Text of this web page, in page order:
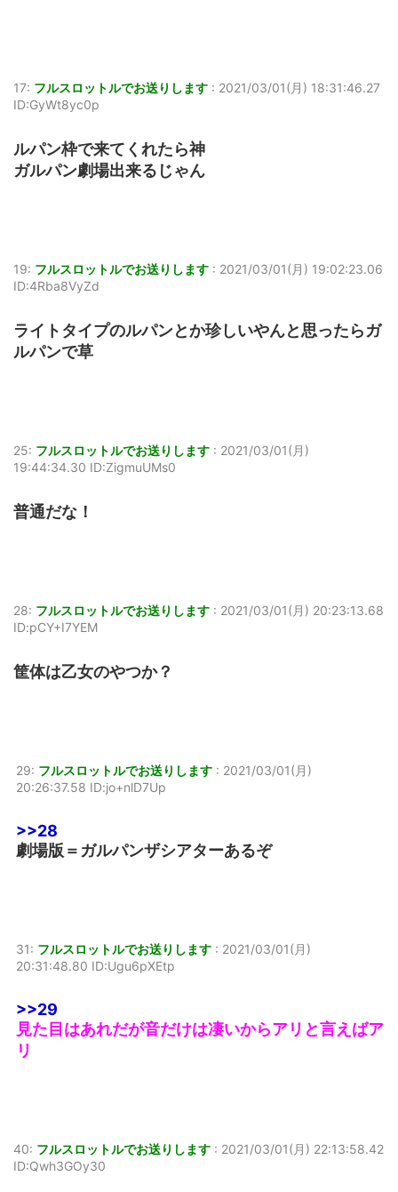
17: フルスロットルでお送りします : 2021/03/01(月) 18:31:46.27
ID:GyWt8yc0p
ルパン枠で来てくれたら神
ガルパン劇場出来るじゃん
19: フルスロットルでお送りします : 2021/03/01(月) 19:02:23.06
ID:4Rba8VyZd
ライトタイプのルパンとか珍しいやんと思ったらガ
ルパンで草
25: フルスロットルでお送りします : 2021/03/01(月)
19:44:34.30 ID:ZigmuUMs0
普通だな！
28: フルスロットルでお送りします : 2021/03/01(月) 20:23:13.68
ID:pCY+I7YEM
筐体は乙女のやつか？
29: フルスロットルでお送りします : 2021/03/01(月)
20:26:37.58 ID:jo+nlD7Up
>>28
劇場版＝ガルパンザシアターあるぞ
31: フルスロットルでお送りします : 2021/03/01(月)
20:31:48.80 ID:Ugu6pXEtp
>>29
見た目はあれだが音だけは凄いからアリと言えばア
リ
40: フルスロットルでお送りします : 2021/03/01(月) 22:13:58.42
ID:Qwh3GOy30